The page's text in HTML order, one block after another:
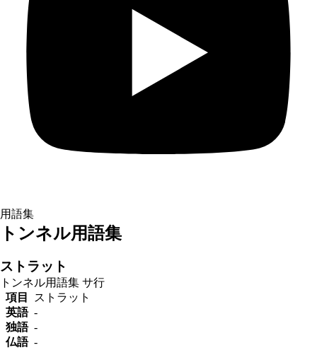
用語集
トンネル用語集
ストラット
トンネル用語集 サ行
項目
ストラット
英語 -
独語 -
仏語 -